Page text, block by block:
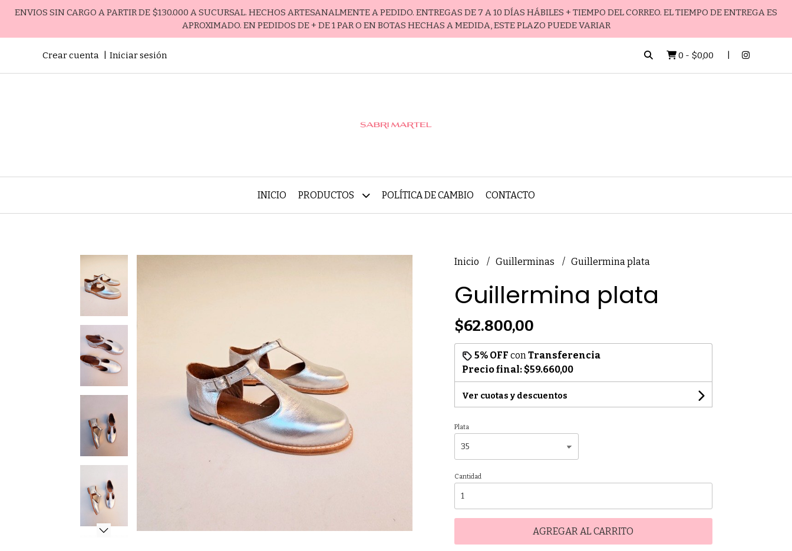
ENVIOS SIN CARGO A PARTIR DE $130.000 A SUCURSAL. HECHOS ARTESANALMENTE A PEDIDO. ENTREGAS DE 7 A 10 DÍAS HÁBILES + TIEMPO DEL CORREO. EL TIEMPO DE ENTREGA ES
APROXIMADO. EN PEDIDOS DE + DE 1 PAR O EN BOTAS HECHAS A MEDIDA, ESTE PLAZO PUEDE VARIAR
Crear cuenta Iniciar sesión 0 - $0,00
INICIO PRODUCTOS POLÍTICA DE CAMBIO CONTACTO
Inicio Guillerminas Guillermina plata
Guillermina plata
$62.800,00
5% OFF conTransferencia
Precio final: $59.660,00
Ver cuotas y descuentos
Plata
Cantidad
AGREGAR AL CARRITO